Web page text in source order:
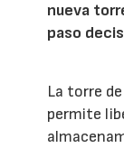
nueva
paso
La torre
permite